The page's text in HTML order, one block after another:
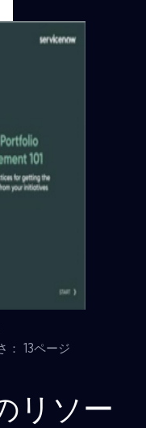
13ページ
リソー